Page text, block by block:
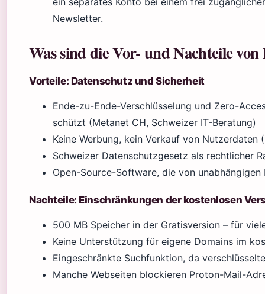
Newsletter.
Was sind die Vor- und Nachteile
Vorteile: Datenschutz und Sicherheit
Ende-zu-Ende-Verschlüsselung und Zero-
schützt (Metanet CH, Schweizer IT-Beratung)
Keine Werbung, kein Verkauf von
Schweizer Datenschutzgesetz als rechtlicher
Open-Source-Software, die von
Nachteile: Einschränkungen der kostenlosen
500 MB Speicher in der Gratisversion – für
Keine Unterstützung für eigene Domains im
Eingeschränkte Suchfunktion, da
Manche Webseiten blockieren Proton-Mail-